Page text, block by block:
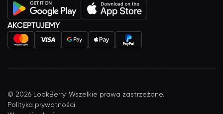
AKCEPTUJEMY
© 2026 LookBerry. Wszelkie prawa zastrzeżone.
Polityka prywatności